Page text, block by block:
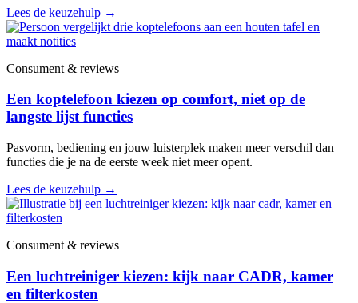
Lees de keuzehulp →
Consument & reviews
Een koptelefoon kiezen op comfort, niet op de
langste lijst functies
Pasvorm, bediening en jouw luisterplek maken meer verschil dan
functies die je na de eerste week niet meer opent.
Lees de keuzehulp →
Consument & reviews
Een luchtreiniger kiezen: kijk naar CADR, kamer
en filterkosten